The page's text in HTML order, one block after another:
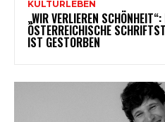
KULTURLEBEN
„WIR VERLIEREN
ÖSTERREICHISCHE
IST GESTORBEN